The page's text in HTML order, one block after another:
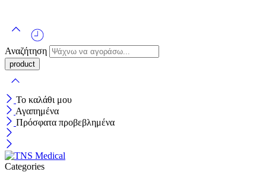
Αναζήτηση
Το καλάθι μου
Αγαπημένα
Πρόσφατα προβεβλημένα
Categories